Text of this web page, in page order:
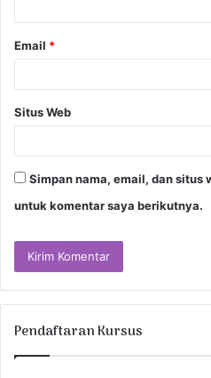
Email *
Situs Web
Simpan nama, email, dan situs
untuk komentar saya berikutnya.
Pendaftaran Kursus